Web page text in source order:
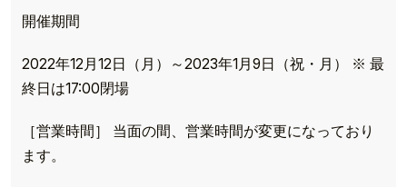
開催期間
2022年12月12日（月）～2023年1月9日（祝・月） ※ 最
終日は17:00閉場
［営業時間］ 当面の間、営業時間が変更になっており
ます。